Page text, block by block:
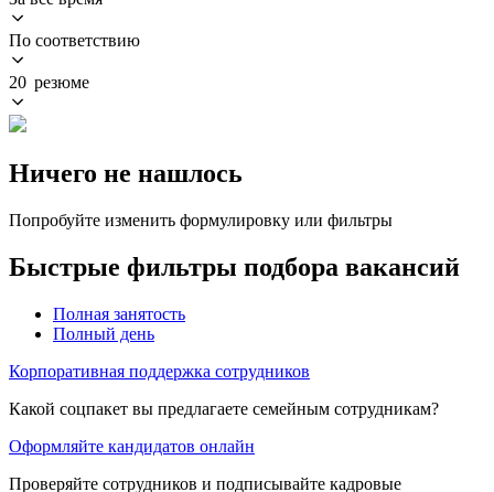
По соответствию
20 резюме
Ничего не нашлось
Попробуйте изменить формулировку или фильтры
Быстрые фильтры подбора вакансий
Полная занятость
Полный день
Корпоративная поддержка сотрудников
Какой соцпакет вы предлагаете семейным сотрудникам?
Оформляйте кандидатов онлайн
Проверяйте сотрудников и подписывайте кадровые